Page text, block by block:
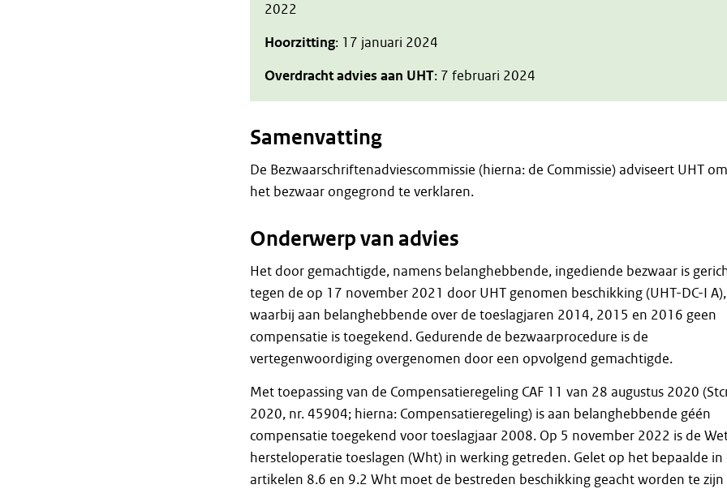
2022
Hoorzitting: 17 januari 2024
Overdracht advies aan UHT: 7 februari 2024
Samenvatting
De Bezwaarschriftenadviescommissie (hierna: de Commissie) adviseert UHT om
het bezwaar ongegrond te verklaren.
Onderwerp van advies
Het door gemachtigde, namens belanghebbende, ingediende bezwaar is
tegen de op 17 november 2021 door UHT genomen beschikking (UHT-DC-I A),
waarbij aan belanghebbende over de toeslagjaren 2014, 2015 en 2016 geen
compensatie is toegekend. Gedurende de bezwaarprocedure is de
vertegenwoordiging overgenomen door een opvolgend gemachtigde.
Met toepassing van de Compensatieregeling CAF 11 van 28 augustus 2020
2020, nr. 45904; hierna: Compensatieregeling) is aan belanghebbende géén
compensatie toegekend voor toeslagjaar 2008. Op 5 november 2022 is de
hersteloperatie toeslagen (Wht) in werking getreden. Gelet op het bepaalde in
artikelen 8.6 en 9.2 Wht moet de bestreden beschikking geacht worden te zijn